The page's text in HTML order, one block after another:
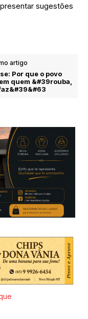
sugestões
artigo
Por que o povo
quem &#39rouba,